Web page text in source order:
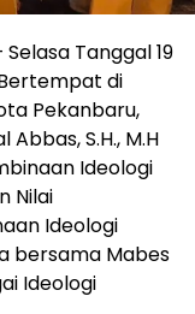
Selasa Tanggal 19
di
Pekanbaru,
S.H., M.H
Ideologi
Nilai
Ideologi
bersama Mabes
Ideologi